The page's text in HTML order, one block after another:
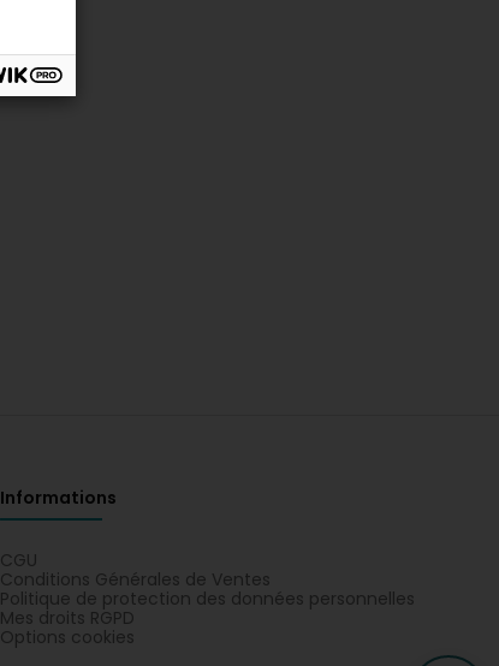
Informations
CGU
Conditions Générales de Ventes
Politique de protection des données personnelles
Mes droits RGPD
Options cookies